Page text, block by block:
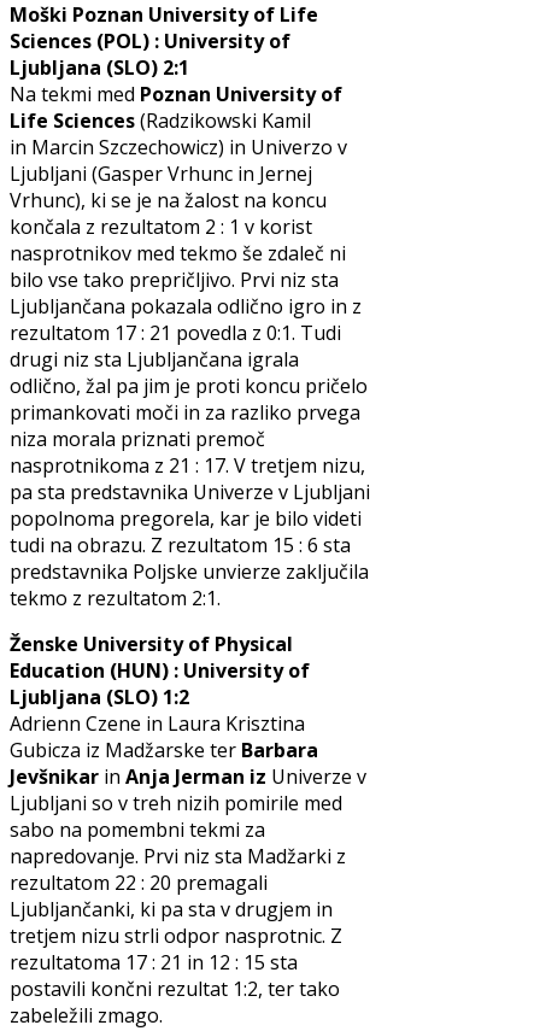
Moški Poznan University of Life
Sciences (POL) : University of
Ljubljana (SLO) 2:1
Na tekmi med Poznan University of
Life Sciences(Radzikowski Kamil
in Marcin Szczechowicz) in Univerzo v
Ljubljani (Gasper Vrhunc in Jernej
Vrhunc), ki se je na žalost na koncu
končala z rezultatom 2 : 1 v korist
nasprotnikov med tekmo še zdaleč ni
bilo vse tako prepričljivo. Prvi niz sta
Ljubljančana pokazala odlično igro in z
rezultatom 17 : 21 povedla z 0:1. Tudi
drugi niz sta Ljubljančana igrala
odlično, žal pa jim je proti koncu pričelo
primankovati moči in za razliko prvega
niza morala priznati premoč
nasprotnikoma z 21 : 17. V tretjem nizu,
pa sta predstavnika Univerze v Ljubljani
popolnoma pregorela, kar je bilo videti
tudi na obrazu. Z rezultatom 15 : 6 sta
predstavnika Poljske unvierze zaključila
tekmo z rezultatom 2:1.
Ženske University of Physical
Education (HUN) : University of
Ljubljana (SLO) 1:2
Adrienn Czene in Laura Krisztina
Gubicza iz Madžarske ter Barbara
Jevšnikar in Anja Jerman iz Univerze v
Ljubljani so v treh nizih pomirile med
sabo na pomembni tekmi za
napredovanje. Prvi niz sta Madžarki z
rezultatom 22 : 20 premagali
Ljubljančanki, ki pa sta v drugjem in
tretjem nizu strli odpor nasprotnic. Z
rezultatoma 17 : 21 in 12 : 15 sta
postavili končni rezultat 1:2, ter tako
zabeležili zmago.